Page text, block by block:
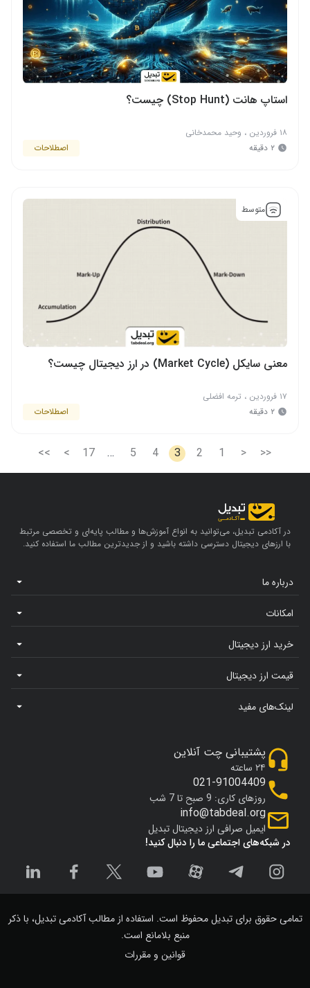
استاپ هانت (Stop Hunt) چیست؟
۱۸ فروردین ، وحید محمدخانی
۲ دقیقه
اصطلاحات
متوسط
معنی سایکل (Market Cycle) در ارز دیجیتال چیست؟
۱۷ فروردین ، ترمه افضلی
۲ دقیقه
اصطلاحات
<<
<
1
2
3
4
5
…
17
>
>>
در آکادمی تبدیل، می‌توانید به انواع آموزش‌ها و مطالب پایه‌ای و تخصصی مرتبط
با ارزهای دیجیتال دسترسی داشته باشید و از جدیدترین مطالب ما استفاده کنید.
درباره ما
امکانات
خرید ارز دیجیتال
قیمت ارز دیجیتال
لینک‌های مفید
در شبکه‌های اجتماعی ما را دنبال کنید!
پشتیبانی چت آنلاین
۲۴ ساعته
021-91004409
روزهای کاری: 9 صبح تا 7 شب
info@tabdeal.org
ایمیل صرافی ارز دیجیتال تبدیل
تمامی حقوق برای تبدیل محفوظ است. استفاده از مطالب آکادمی تبدیل، با ذکر
منبع بلامانع است.
قوانین و مقررات